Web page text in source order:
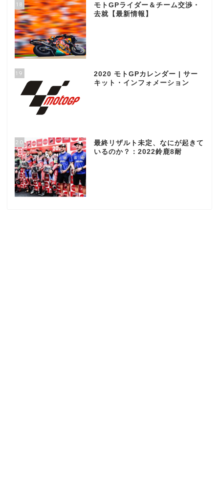
18
モトGPライダー＆チーム交渉・
去就【最新情報】
19
2020 モトGPカレンダー | サー
キット・インフォメーション
20
最終リザルト未定、なにが起きて
いるのか？：2022鈴鹿8耐